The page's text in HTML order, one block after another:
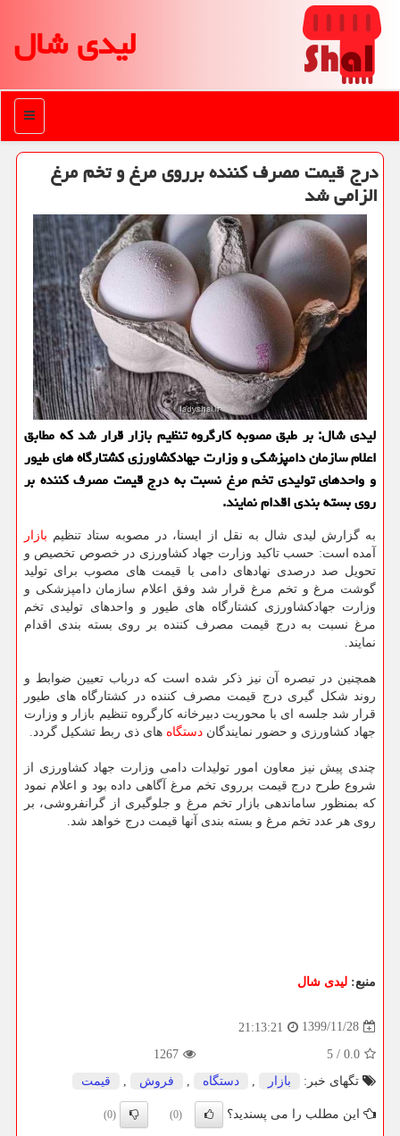
لیدی شال
منو
درج قیمت مصرف كننده برروی مرغ و تخم مرغ
الزامی شد
لیدی شال: بر طبق مصوبه کارگروه تنظیم بازار قرار شد که مطابق
اعلام سازمان دامپزشکی و وزارت جهادکشاورزی کشتارگاه های طیور
و واحدهای تولیدی تخم مرغ نسبت به درج قیمت مصرف کننده بر
روی بسته بندی اقدام نمایند.
به گزارش لیدی شال به نقل از ایسنا، در مصوبه ستاد تنظیم بازار
آمده است: حسب تاکید وزارت جهاد کشاورزی در خصوص تخصیص و
تحویل صد درصدی نهادهای دامی با قیمت های مصوب برای تولید
گوشت مرغ و تخم مرغ قرار شد وفق اعلام سازمان دامپزشکی و
وزارت جهادکشاورزی کشتارگاه های طیور و واحدهای تولیدی تخم
مرغ نسبت به درج قیمت مصرف کننده بر روی بسته بندی اقدام
نمایند.
همچنین در تبصره آن نیز ذکر شده است که درباب تعیین ضوابط و
روند شکل گیری درج قیمت مصرف کننده در کشتارگاه های طیور
قرار شد جلسه ای با محوریت دبیرخانه کارگروه تنظیم بازار و وزارت
جهاد کشاورزی و حضور نمایندگان دستگاه های ذی ربط تشکیل گردد.
چندی پیش نیز معاون امور تولیدات دامی وزارت جهاد کشاورزی از
شروع طرح درج قیمت برروی تخم مرغ آگاهی داده بود و اعلام نمود
که بمنظور ساماندهی بازار تخم مرغ و جلوگیری از گرانفروشی، بر
روی هر عدد تخم مرغ و بسته بندی آنها قیمت درج خواهد شد.
منبع: لیدی شال
1399/11/28
21:13:21
0.0
/
5
1267
تگهای خبر:
بازار دستگاه فروش قیمت
این مطلب را می پسندید؟ (0)
(0)